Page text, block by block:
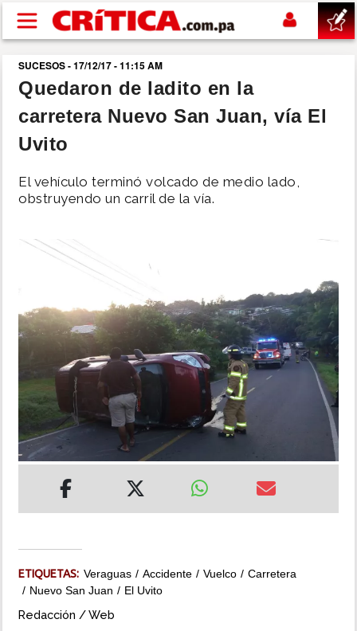
Pasar al contenido principal
buscar
SUCESOS
POLÍTICA
SHOW
MUNDO
INSÓLITAS
MULTIMEDIA
SUCESOS - 17/12/17 - 11:15 AM
Quedaron de ladito en la
carretera Nuevo San Juan, vía El
Uvito
El vehículo terminó volcado de medio lado,
obstruyendo un carril de la vía.
ETIQUETAS: Veraguas Accidente Vuelco
Carretera
Nuevo San Juan
El Uvito
Redacción / Web